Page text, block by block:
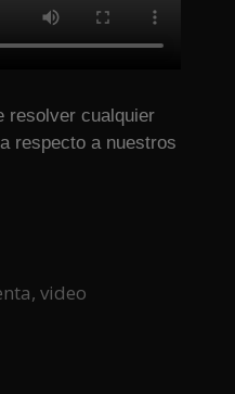
resolver cualquier
respecto a nuestros
,video